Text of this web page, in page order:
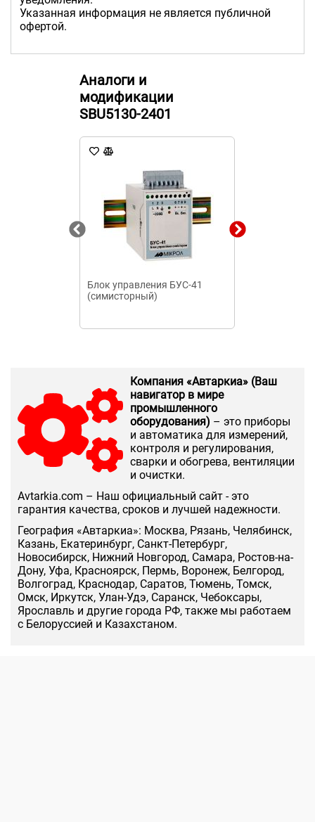
Указанная информация не является публичной
офертой.
Аналоги и
модификации
SBU5130-2401
Блок управления БУС-41
(симисторный)
Компания «Автаркиа» (Ваш
навигатор в мире
промышленного
оборудования) – это приборы
и автоматика для измерений,
контроля и регулирования,
сварки и обогрева, вентиляции
и очистки.
Аvtarkia.com – Наш официальный сайт - это
гарантия качества, сроков и лучшей надежности.
География «Автаркиа»: Москва, Рязань, Челябинск,
Казань, Екатеринбург, Санкт-Петербург,
Новосибирск, Нижний Новгород, Самара, Ростов-на-
Дону, Уфа, Красноярск, Пермь, Воронеж, Белгород,
Волгоград, Краснодар, Саратов, Тюмень, Томск,
Омск, Иркутск, Улан-Удэ, Саранск, Чебоксары,
Ярославль и другие города РФ, также мы работаем
с Белоруссией и Казахстаном.